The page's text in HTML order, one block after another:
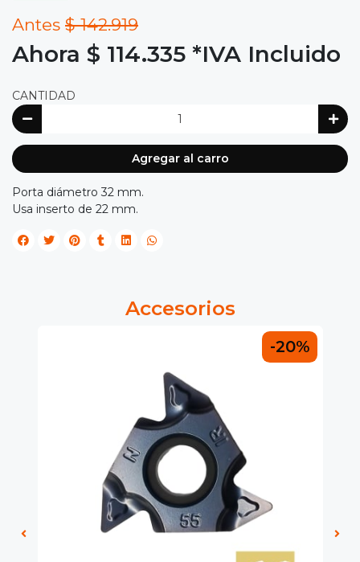
Antes $ 142.919
Ahora $ 114.335 *IVA Incluido
CANTIDAD
Agregar al carro
Porta diámetro 32 mm.
Usa inserto de 22 mm.
Accesorios
-20%